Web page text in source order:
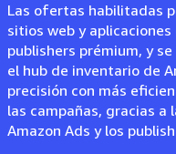
Las ofertas habilitadas
sitios web y
publishers prémium, y
el hub de inventario de
precisión con más
las campañas, gracias a
Amazon Ads y los